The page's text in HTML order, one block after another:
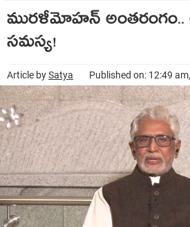
ముర‌ళీమోహ‌న్ అంత‌రంగం..
స‌మ‌స్య‌!
Article bySatya Published on: 12:49